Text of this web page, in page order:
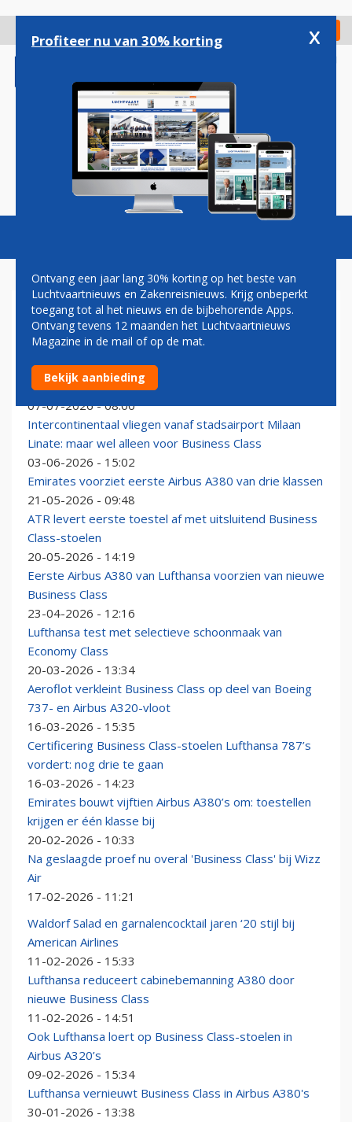
gaan
Check in
Magazine Podcasts Vacatures
BUSINESS CLASS
Eurowings haalt Business Class-stoelen uit A320neo’s,
maar aast op terugkeer
07-07-2026 - 08:00
Intercontinentaal vliegen vanaf stadsairport Milaan
Linate: maar wel alleen voor Business Class
03-06-2026 - 15:02
Emirates voorziet eerste Airbus A380 van drie klassen
21-05-2026 - 09:48
ATR levert eerste toestel af met uitsluitend Business
Class-stoelen
20-05-2026 - 14:19
Eerste Airbus A380 van Lufthansa voorzien van nieuwe
Business Class
23-04-2026 - 12:16
Lufthansa test met selectieve schoonmaak van
Economy Class
20-03-2026 - 13:34
Aeroflot verkleint Business Class op deel van Boeing
737- en Airbus A320-vloot
16-03-2026 - 15:35
Certificering Business Class-stoelen Lufthansa 787’s
vordert: nog drie te gaan
16-03-2026 - 14:23
Emirates bouwt vijftien Airbus A380’s om: toestellen
krijgen er één klasse bij
20-02-2026 - 10:33
Na geslaagde proef nu overal 'Business Class' bij Wizz
Air
17-02-2026 - 11:21
Waldorf Salad en garnalencocktail jaren ‘20 stijl bij
American Airlines
11-02-2026 - 15:33
Lufthansa reduceert cabinebemanning A380 door
nieuwe Business Class
11-02-2026 - 14:51
Ook Lufthansa loert op Business Class-stoelen in
Airbus A320’s
09-02-2026 - 15:34
Lufthansa vernieuwt Business Class in Airbus A380's
30-01-2026 - 13:38
Profiteer nu van 30% korting x
Ontvang een jaar lang 30% korting op het beste van
Luchtvaartnieuws en Zakenreisnieuws. Krijg onbeperkt
toegang tot al het nieuws en de bijbehorende Apps.
Ontvang tevens 12 maanden het Luchtvaartnieuws
Magazine in de mail of op de mat.
Bekijk aanbieding